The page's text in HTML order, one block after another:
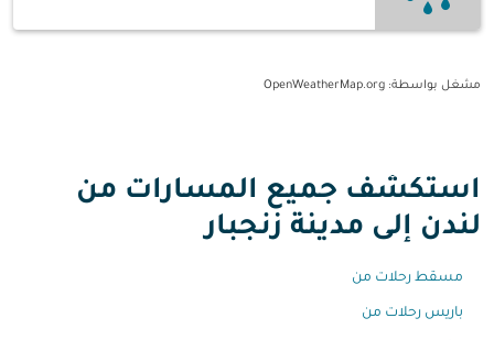
مشغل بواسطة: OpenWeatherMap.org
استكشف جميع المسارات من
لندن إلى مدينة زنجبار
مسقط رحلات من
باريس رحلات من